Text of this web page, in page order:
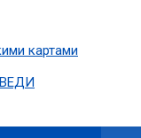
картами